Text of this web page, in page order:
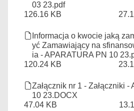
03 23.pdf
126.16 KB
Informacja o kwocie jaką
yć Zamawiający na
ia - APARATURA PN 10
120.24 KB
Załącznik nr 1 - Załączniki -
10 23.DOCX
47.04 KB